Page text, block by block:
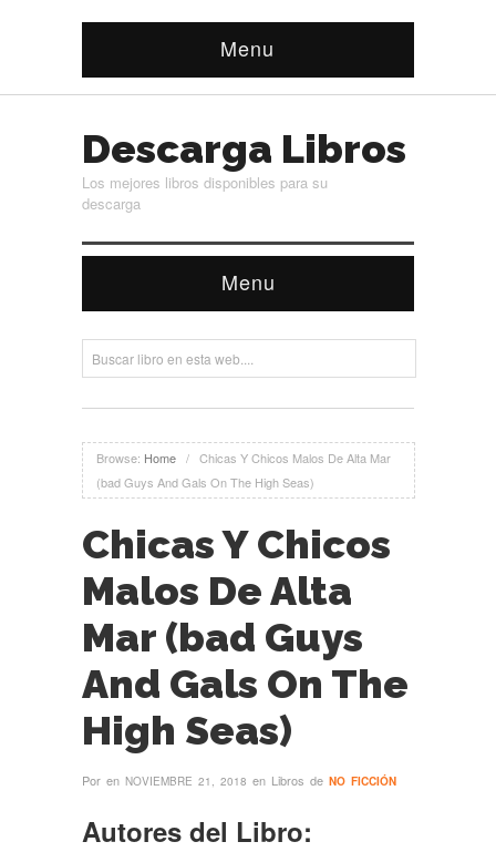
Menu
Descarga Libros
Los mejores libros disponibles para su
descarga
Menu
Browse: Home / Chicas Y Chicos Malos De Alta Mar
(bad Guys And Gals On The High Seas)
Chicas Y Chicos
Malos De Alta
Mar (bad Guys
And Gals On The
High Seas)
Por en NOVIEMBRE 21, 2018 en Libros de NO FICCIÓN
Autores del Libro: